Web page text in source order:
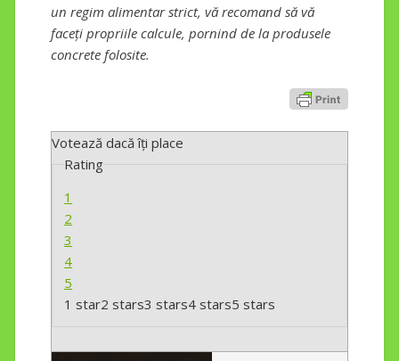
un regim alimentar strict, vă recomand să vă
faceți propriile calcule, pornind de la produsele
concrete folosite.
Votează dacă îți place
Rating
1
2
3
4
5
1 star2 stars3 stars4 stars5 stars